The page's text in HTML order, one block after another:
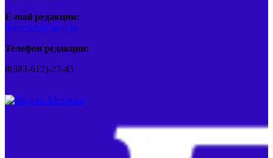
E-mail редакции:
barvest20@mail.ru
Телефон редакции:
8(383-612)-22-43